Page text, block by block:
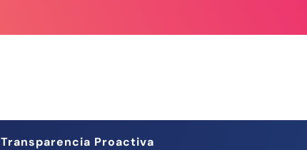
Transparencia Proactiva